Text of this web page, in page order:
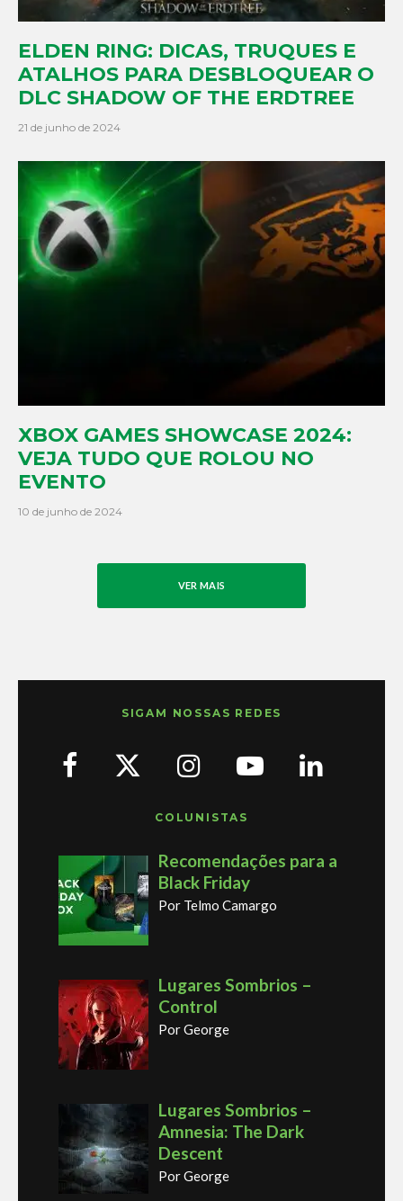
ELDEN RING: DICAS, TRUQUES E
ATALHOS PARA DESBLOQUEAR O
DLC SHADOW OF THE ERDTREE
21 de junho de 2024
XBOX GAMES SHOWCASE 2024:
VEJA TUDO QUE ROLOU NO
EVENTO
10 de junho de 2024
VER MAIS
SIGAM NOSSAS REDES
COLUNISTAS
Recomendações para a
Black Friday
Por Telmo Camargo
Lugares Sombrios –
Control
Por George
Lugares Sombrios –
Amnesia: The Dark
Descent
Por George